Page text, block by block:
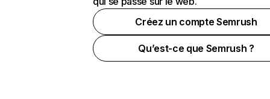
Créez un compte Semrush
Qu’est-ce que Semrush ?